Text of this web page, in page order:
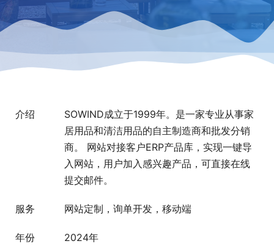
介绍
SOWIND成立于1999年。是一家专业从事家
居用品和清洁用品的自主制造商和批发分销
商。 网站对接客户ERP产品库，实现一键导
入网站，用户加入感兴趣产品，可直接在线
提交邮件。
服务 网站定制，询单开发，移动端
年份 2024年